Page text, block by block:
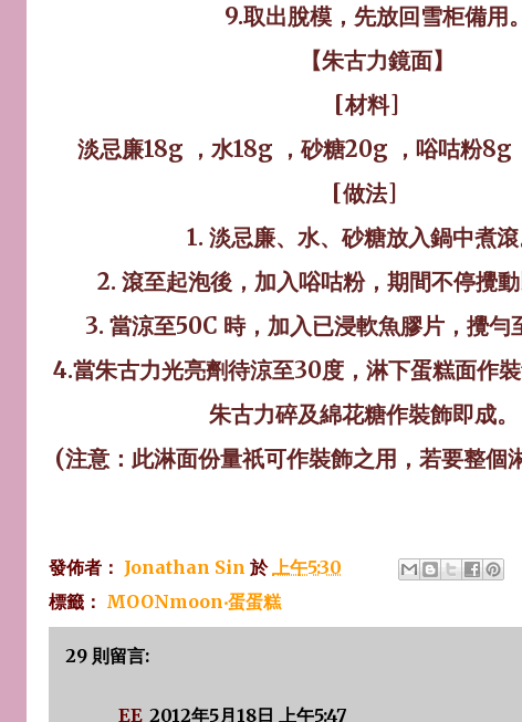
9.取出脫模，先放回雪柜備用。
【朱古力鏡面】
[材料]
淡忌廉18g ，水18g ，砂糖20g ，唂咕粉8g
[做法]
1. 淡忌廉、水、砂糖放入鍋中煮滾
2. 滾至起泡後，加入唂咕粉，期間不停攪動
3. 當涼至50C 時，加入已浸軟魚膠片，攪勻
4.當朱古力光亮劑待涼至30度，淋下蛋糕面作
朱古力碎及綿花糖作裝飾即成。
(注意：此淋面份量祇可作裝飾之用，若要整個
發佈者： Jonathan Sin 於上午5:30
標籤： MOONmoon‧蛋蛋糕
29 則留言:
EE 2012年5月18日 上午5:47